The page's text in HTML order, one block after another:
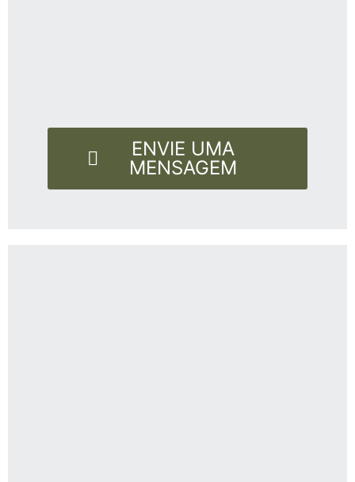
ENVIE UMA
MENSAGEM